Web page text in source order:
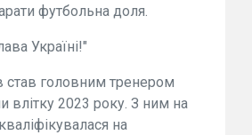
футбольна доля.
Україні!"
став головним тренером
влітку 2023 року. З ним на
на